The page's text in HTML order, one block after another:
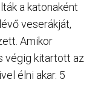
a katonaként
veserákját,
Amikor
végig kitartott az
élni akar. 5